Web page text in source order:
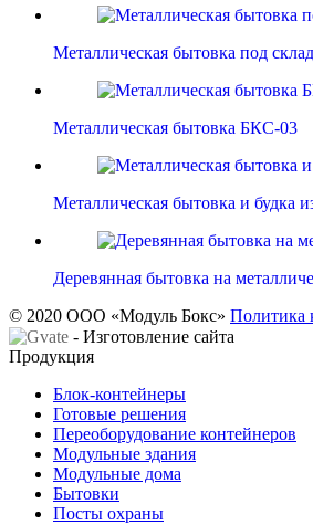
Металлическая бытовка под склад
Металлическая бытовка БКС-03
Металлическая бытовка и будка
Деревянная бытовка на
© 2020 ООО «Модуль Бокс» Политика
- Изготовление сайта
Продукция
Блок-контейнеры
Готовые решения
Переоборудование контейнеров
Модульные здания
Модульные дома
Бытовки
Посты охраны